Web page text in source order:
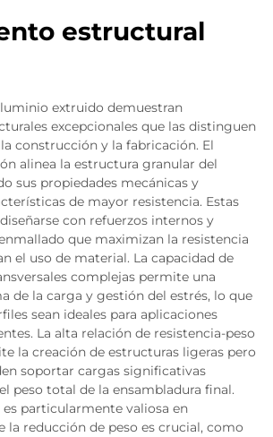
estructural
extruido demuestran
excepcionales que las distinguen
construcción y la fabricación. El
alinea la estructura granular del
sus propiedades mecánicas y
de mayor resistencia. Estas
con refuerzos internos y
que maximizan la resistencia
el uso de material. La capacidad de
complejas permite una
de la carga y gestión del estrés, lo que
sean ideales para aplicaciones
La alta relación de resistencia-peso
la creación de estructuras ligeras pero
soportar cargas significativas
peso total de la ensambladura final.
particularmente valiosa en
la reducción de peso es crucial, como